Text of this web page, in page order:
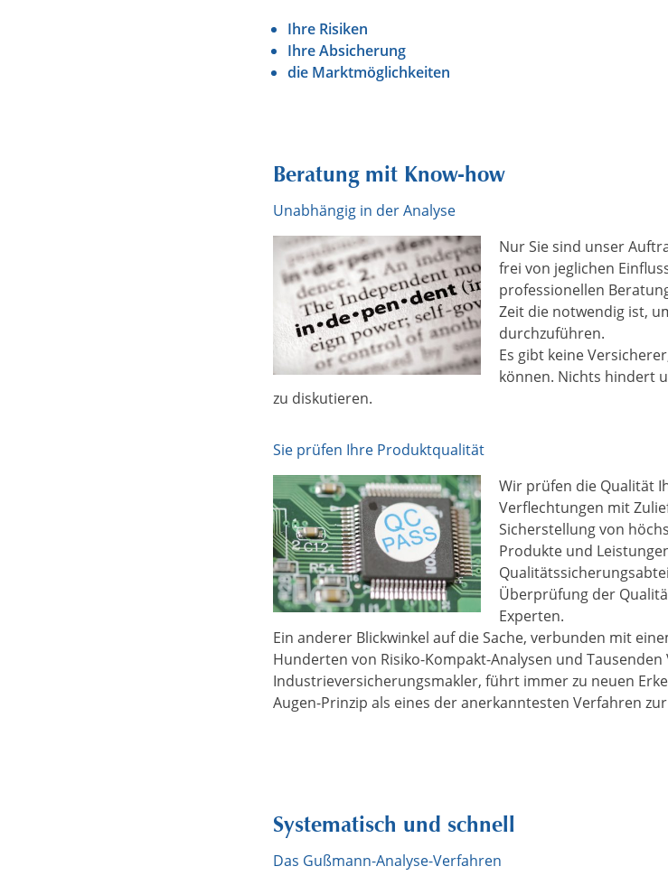
Ihre Risiken
Ihre Absicherung
die Marktmöglichkeiten
Beratung mit Know-how
Unabhängig in der Analyse
Nur Sie sind unser
frei von jeglichen
professionellen
Zeit die notwendig ist,
durchzuführen.
Es gibt keine
können. Nichts hindert
zu diskutieren.
Sie prüfen Ihre Produktqualität
Wir prüfen die Qualität
Verflechtungen mit
Sicherstellung von
Produkte und
Überprüfung der
Experten.
Ein anderer Blickwinkel auf die Sache, verbunden mit
Hunderten von Risiko-Kompakt-Analysen und
Industrieversicherungsmakler, führt immer zu neuen
Augen-Prinzip als eines der anerkanntesten Verfahren
Systematisch und schnell
Das Gußmann-Analyse-Verfahren